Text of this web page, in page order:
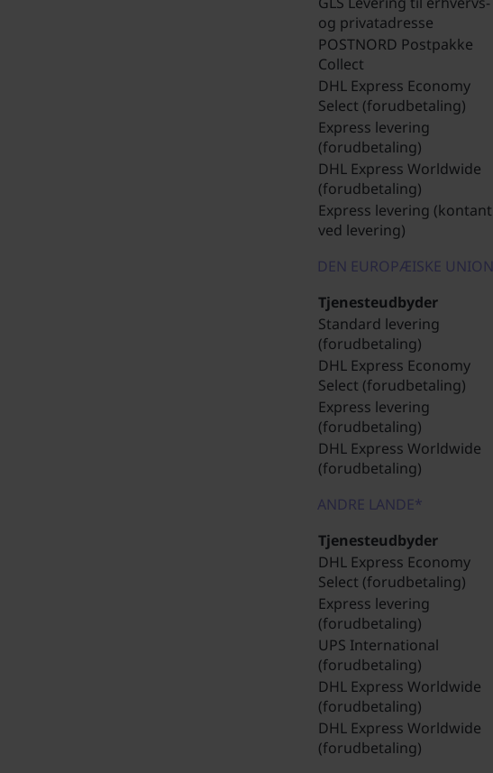
og privatadresse
POSTNORD Postpakke
Collect
DHL Express Economy
Select (forudbetaling)
Express levering
(forudbetaling)
DHL Express Worldwide
(forudbetaling)
Express levering (kontant
ved levering)
DEN EUROPÆISKE UNION
Tjenesteudbyder
Standard levering
(forudbetaling)
DHL Express Economy
Select (forudbetaling)
Express levering
(forudbetaling)
DHL Express Worldwide
(forudbetaling)
ANDRE LANDE*
Tjenesteudbyder
DHL Express Economy
Select (forudbetaling)
Express levering
(forudbetaling)
UPS International
(forudbetaling)
DHL Express Worldwide
(forudbetaling)
DHL Express Worldwide
(forudbetaling)